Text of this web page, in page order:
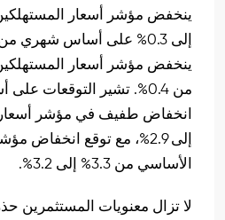
ينخفض مؤشر أسعار
من 0.4%. تشير التوقعات
إلى 2.9%، مع توقع انخفاض
الأساسي من 3.3% إلى 3.2%.
لا تزال معنويات المستثمرين